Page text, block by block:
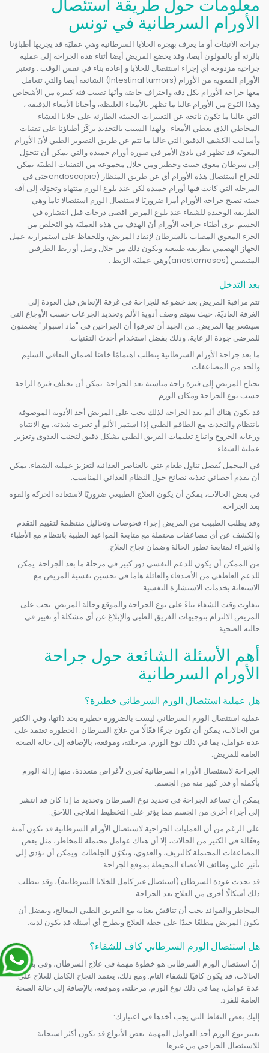
معلومات حول طريقة استئصال
الأورام السرطانية في تونس
جراحة الانبثاث أو ما يعرف بهجرة الخلايا السرطانية وهي عمليَة قد يجريها أطباؤنا
بالرئة أو بالقولون أيضا، وقد يخضع المريض أيضا أثناء هذه الجراحة إلى عملية
جراحية مزدوجة أي إجراء استئصال للخلايا و إعادة بناء في نفس الوقت . وتعتبر
الأورام المعوية من الأورام (Intestinal tumors) الشائعة أيضا والتي تتعامل
معها جراحة الأورام بكل دقة واحتراف خاصَة وأنَها تصيب فئة كبيرة من الأشخاص
وهذا النَوع من الأورام غالبا ما تظهر بالأمعاء الغليظة، وأحيانا الأمعاء الدقيقة ،
التي غالبا ما تكون ناتجة عن التغييرات الخبيثة الطارئة على خلايا الغشاء
المخاطي الذي يغطي الأمعاء . ولهذا السبب بالتحديد يركَز أطباؤنا على تقنيات
وأساليب الكشف الدقيق التي غالبا ما تتم عن طريق التصوير الطبي لأنَ الأورام
المعويَة قد تظهر في بادئ الأمر في صورة أورام حميدة والتي يمكن أن تتحوَل
إلى سرطان معوي خبيث وخطير ومن خلال مجموعة من التقنيات الطبيَة يمكن
للجراح استئصال هذه الأورام أي عن طريق المنظار (endoscopieحتى في
المرحلة التي كانت فيها أورام حميدة لكن عند بلوغ الورم منتهاه وتحوَله إلى آفة
خبيثة تصبح جراحة الأورام أمرا ضروريَا لاستئصال الورم استئصالا تاماَ وهي
الطريقة الوحيدة للشفاء عند بلوغ المرض اقصى درجات قبل انتشاره في
الجسم. يرى أطبَاء جراحة الأورام أنَ الهدف من هذه العمليَة هو التَخلَص من
الجزء المعوي المصاب بالسَرطان لإنقاذ المريض، وللحفاظ على استمرارية عمل
الجهاز الهضمي بطريقة طبيعية ويكون ذلك من خلال وصل أو ربط الطرفين
المتبقيين (anastomoses)وهي عمليَة الرَبط .
بعد التدخل
تتم مراقبة المريض بعد خضوعه للجراحة في غرفة الإنعاش قبل العودة إلى
الغرفة العاديّة، حيث سيتم وصف أدوية الألم وتحديد الجرعات حسب الأوجاع التي
سيشعر بها المريض. من الجيد أن تعرفوا أن الجراحين في "ماد اسبوار" يضمنون
للمرضى جودة الرعاية، وذلك بفضل استخدام أحدث التقنيات.
ما بعد جراحة الأورام السرطانية يتطلب اهتمامًا خاصًا لضمان التعافي السليم
والحد من المضاعفات.
يحتاج المريض إلى فترة راحة مناسبة بعد الجراحة. يمكن أن تختلف فترة الراحة
حسب نوع الجراحة ومكان الورم.
قد يكون هناك ألم بعد الجراحة لذلك يجب على المريض أخذ الأدوية الموصوفة
بانتظام والتحدث مع الطاقم الطبي إذا استمر الألم أو تغيرت شدته. مع الانتباه
ورعاية الجروح واتباع تعليمات الفريق الطبي بشكل دقيق لتجنب العدوى وتعزيز
عملية الشفاء.
في المجمل يُفضل تناول طعام غني بالعناصر الغذائية لتعزيز عملية الشفاء. يمكن
أن يقدم أخصائي تغذية نصائح حول النظام الغذائي المناسب.
في بعض الحالات، يمكن أن يكون العلاج الطبيعي ضروريًا لاستعادة الحركة والقوة
بعد الجراحة.
وقد يطلب الطبيب من المريض إجراء فحوصات وتحاليل منتظمة لتقييم التقدم
والكشف عن أي مضاعفات محتملة مع متابعة المواعيد الطبية بانتظام مع الأطباء
والخبراء لمتابعة تطور الحالة وضمان نجاح العلاج.
من الممكن أن يكون للدعم النفسي دور كبير في مرحلة ما بعد الجراحة. يمكن
للدعم العاطفي من الأصدقاء والعائلة هاما في تحسين نفسية المريض مع
الاستعانة بخدمات الاستشارة النفسية.
يتفاوت وقت الشفاء بناءً على نوع الجراحة والموقع وحالة المريض. يجب على
المريض الالتزام بتوجيهات الفريق الطبي والإبلاغ عن أي مشكلة أو تغيير في
حالته الصحية.
أهم الأسئلة الشائعة حول جراحة
الأورام السرطانية
هل عملية استئصال الورم السرطاني خطيرة؟
عملية استئصال الورم السرطاني ليست بالضرورة خطيرة بحد ذاتها، وفي الكثير
من الحالات، يمكن أن تكون جزءًا فعّالًا من علاج السرطان. الخطورة تعتمد على
عدة عوامل، بما في ذلك نوع الورم، مرحلته، وموقعه، بالإضافة إلى حالة الصحة
العامة للمريض.
الجراحة لاستئصال الأورام السرطانية تُجرى لأغراض متعددة، منها إزالة الورم
بأكمله أو قدر كبير منه من الجسم.
يمكن أن تساعد الجراحة في تحديد نوع السرطان وتحديد ما إذا كان قد انتشر
إلى أجزاء أخرى من الجسم مما يؤثر على التخطيط العلاجي اللاحق.
على الرغم من أن العمليات الجراحية لاستئصال الأورام السرطانية قد تكون آمنة
وفعّالة في الكثير من الحالات، إلا أن هناك عوامل محتملة للمخاطر، مثل بعض
المضاعفات المحتملة كالنزيف، والعدوى، وتكوّن الجلطات. ويمكن أن تؤدي إلى
تأثير على وظائف الأعضاء المحيطة بموقع الجراحة.
قد يحدث عودة السرطان (استئصال غير كامل للخلايا السرطانية)، وقد يتطلب
ذلك أشكالًا أخرى من العلاج بعد الجراحة.
المخاطر والفوائد يجب أن تناقش بعناية مع الفريق الطبي المعالج، ويفضل أن
يكون المريض مطلعًا جيدًا على خطة العلاج ويطرح أي أسئلة قد يكون لديه.
هل استئصال الورم السرطاني كاف للشفاء؟
إنّ استئصال الورم السرطاني هو خطوة مهمة في علاج السرطان، وفي بعض
الحالات، قد يكون كافيًا للشفاء التام. ومع ذلك، يعتمد النجاح الكامل للعلاج على
عدة عوامل، بما في ذلك نوع الورم، مرحلته، وموقعه، بالإضافة إلى حالة الصحة
العامة للفرد.
إليك بعض النقاط التي يجب أخذها في اعتبارك:
يعتبر نوع الورم أحد العوامل المهمة. بعض الأنواع قد تكون أكثر استجابة
للاستئصال الجراحي من غيرها.